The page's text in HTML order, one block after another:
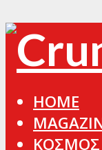
HOME
ΚΟΣΜΟΣ